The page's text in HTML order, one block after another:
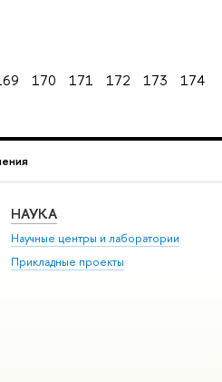
170 171 172 173
174
НАУКА
Научные центры и лаборатории
Прикладные проекты